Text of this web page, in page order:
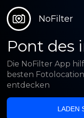
NoFilter
Pont des
Die NoFilter App
besten
entdecken
LADEN